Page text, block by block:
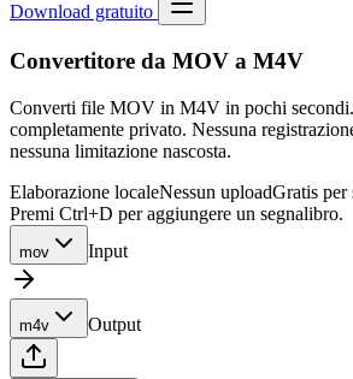
Download gratuito
Convertitore da MOV a M4V
Converti file MOV in M4V in pochi
completamente privato. Nessuna
nessuna limitazione nascosta.
Elaborazione localeNessun uploadGratis per
Premi Ctrl+D per aggiungere un segnalibro.
mov Input
m4v Output